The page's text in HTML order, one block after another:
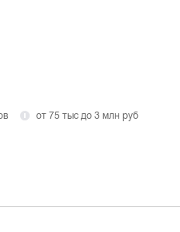
от 75 тыс до 3 млн руб